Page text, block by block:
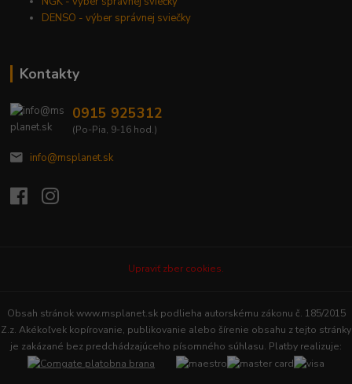
DENSO - výber správnej sviečky
Kontakty
0915 925312
(Po-Pia, 9-16 hod.)
info@msplanet.sk
Upraviť zber cookies.
Obsah stránok www.msplanet.sk podlieha autorskému zákonu č. 185/2015
Z.z. Akékoľvek kopírovanie, publikovanie alebo šírenie obsahu z tejto stránky
je zakázané bez predchádzajúceho písomného súhlasu. Platby realizuje: